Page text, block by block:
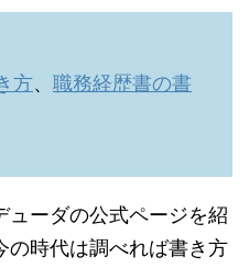
方、 職務経歴書の書
ューダの公式ページを紹
の時代は調べれば書き方